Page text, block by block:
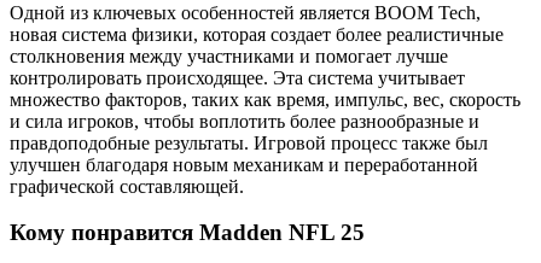
Одной из ключевых особенностей является BOOM Tech,
новая система физики, которая создает более реалистичные
столкновения между участниками и помогает лучше
контролировать происходящее. Эта система учитывает
множество факторов, таких как время, импульс, вес, скорость
и сила игроков, чтобы воплотить более разнообразные и
правдоподобные результаты. Игровой процесс также был
улучшен благодаря новым механикам и переработанной
графической составляющей.
Кому понравится Madden NFL 25